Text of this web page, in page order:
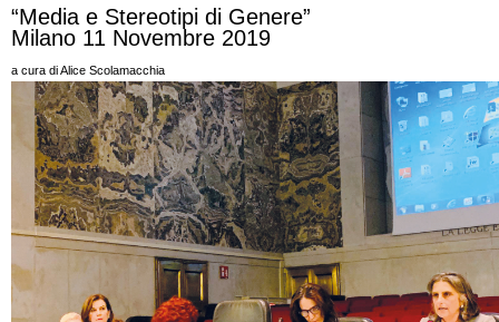
“Media e Stereotipi di Genere”
Milano 11 Novembre 2019
a cura di Alice Scolamacchia